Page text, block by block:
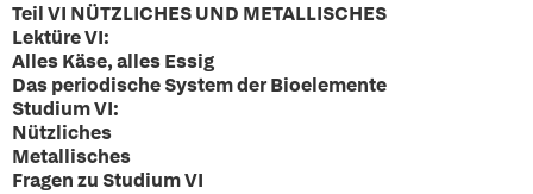
Teil VI NÜTZLICHES UND METALLISCHES
Lektüre VI:
Alles Käse, alles Essig
Das periodische System der Bioelemente
Studium VI:
Nützliches
Metallisches
Fragen zu Studium VI